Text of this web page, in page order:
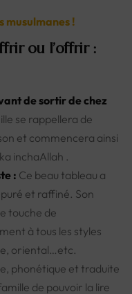
musulmanes !
ou l’offrir :
de sortirde chez
se rappellera de
et commencera ainsi
inchaAllah .
: Ce beau tableau a
et raffiné. Son
touche de
à tous les styles
oriental…etc.
phonétique et traduite
de pouvoir la lire